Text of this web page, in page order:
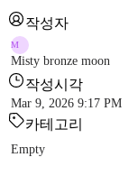
작성자
M
Misty bronze moon
작성시각
Mar 9, 2026 9:17 PM
카테고리
Empty